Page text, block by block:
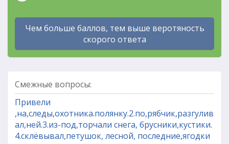
Чем больше баллов, тем выше веротяность
скорого ответа
Смежные вопросы:
Привели
,на,следы,охотника.полянку.2.по,рябчик,разгулив
ал,ней.3.из-под,торчали снега, брусники,кустики.
4.склёвывал,петушок, лесной, последние,ягодки